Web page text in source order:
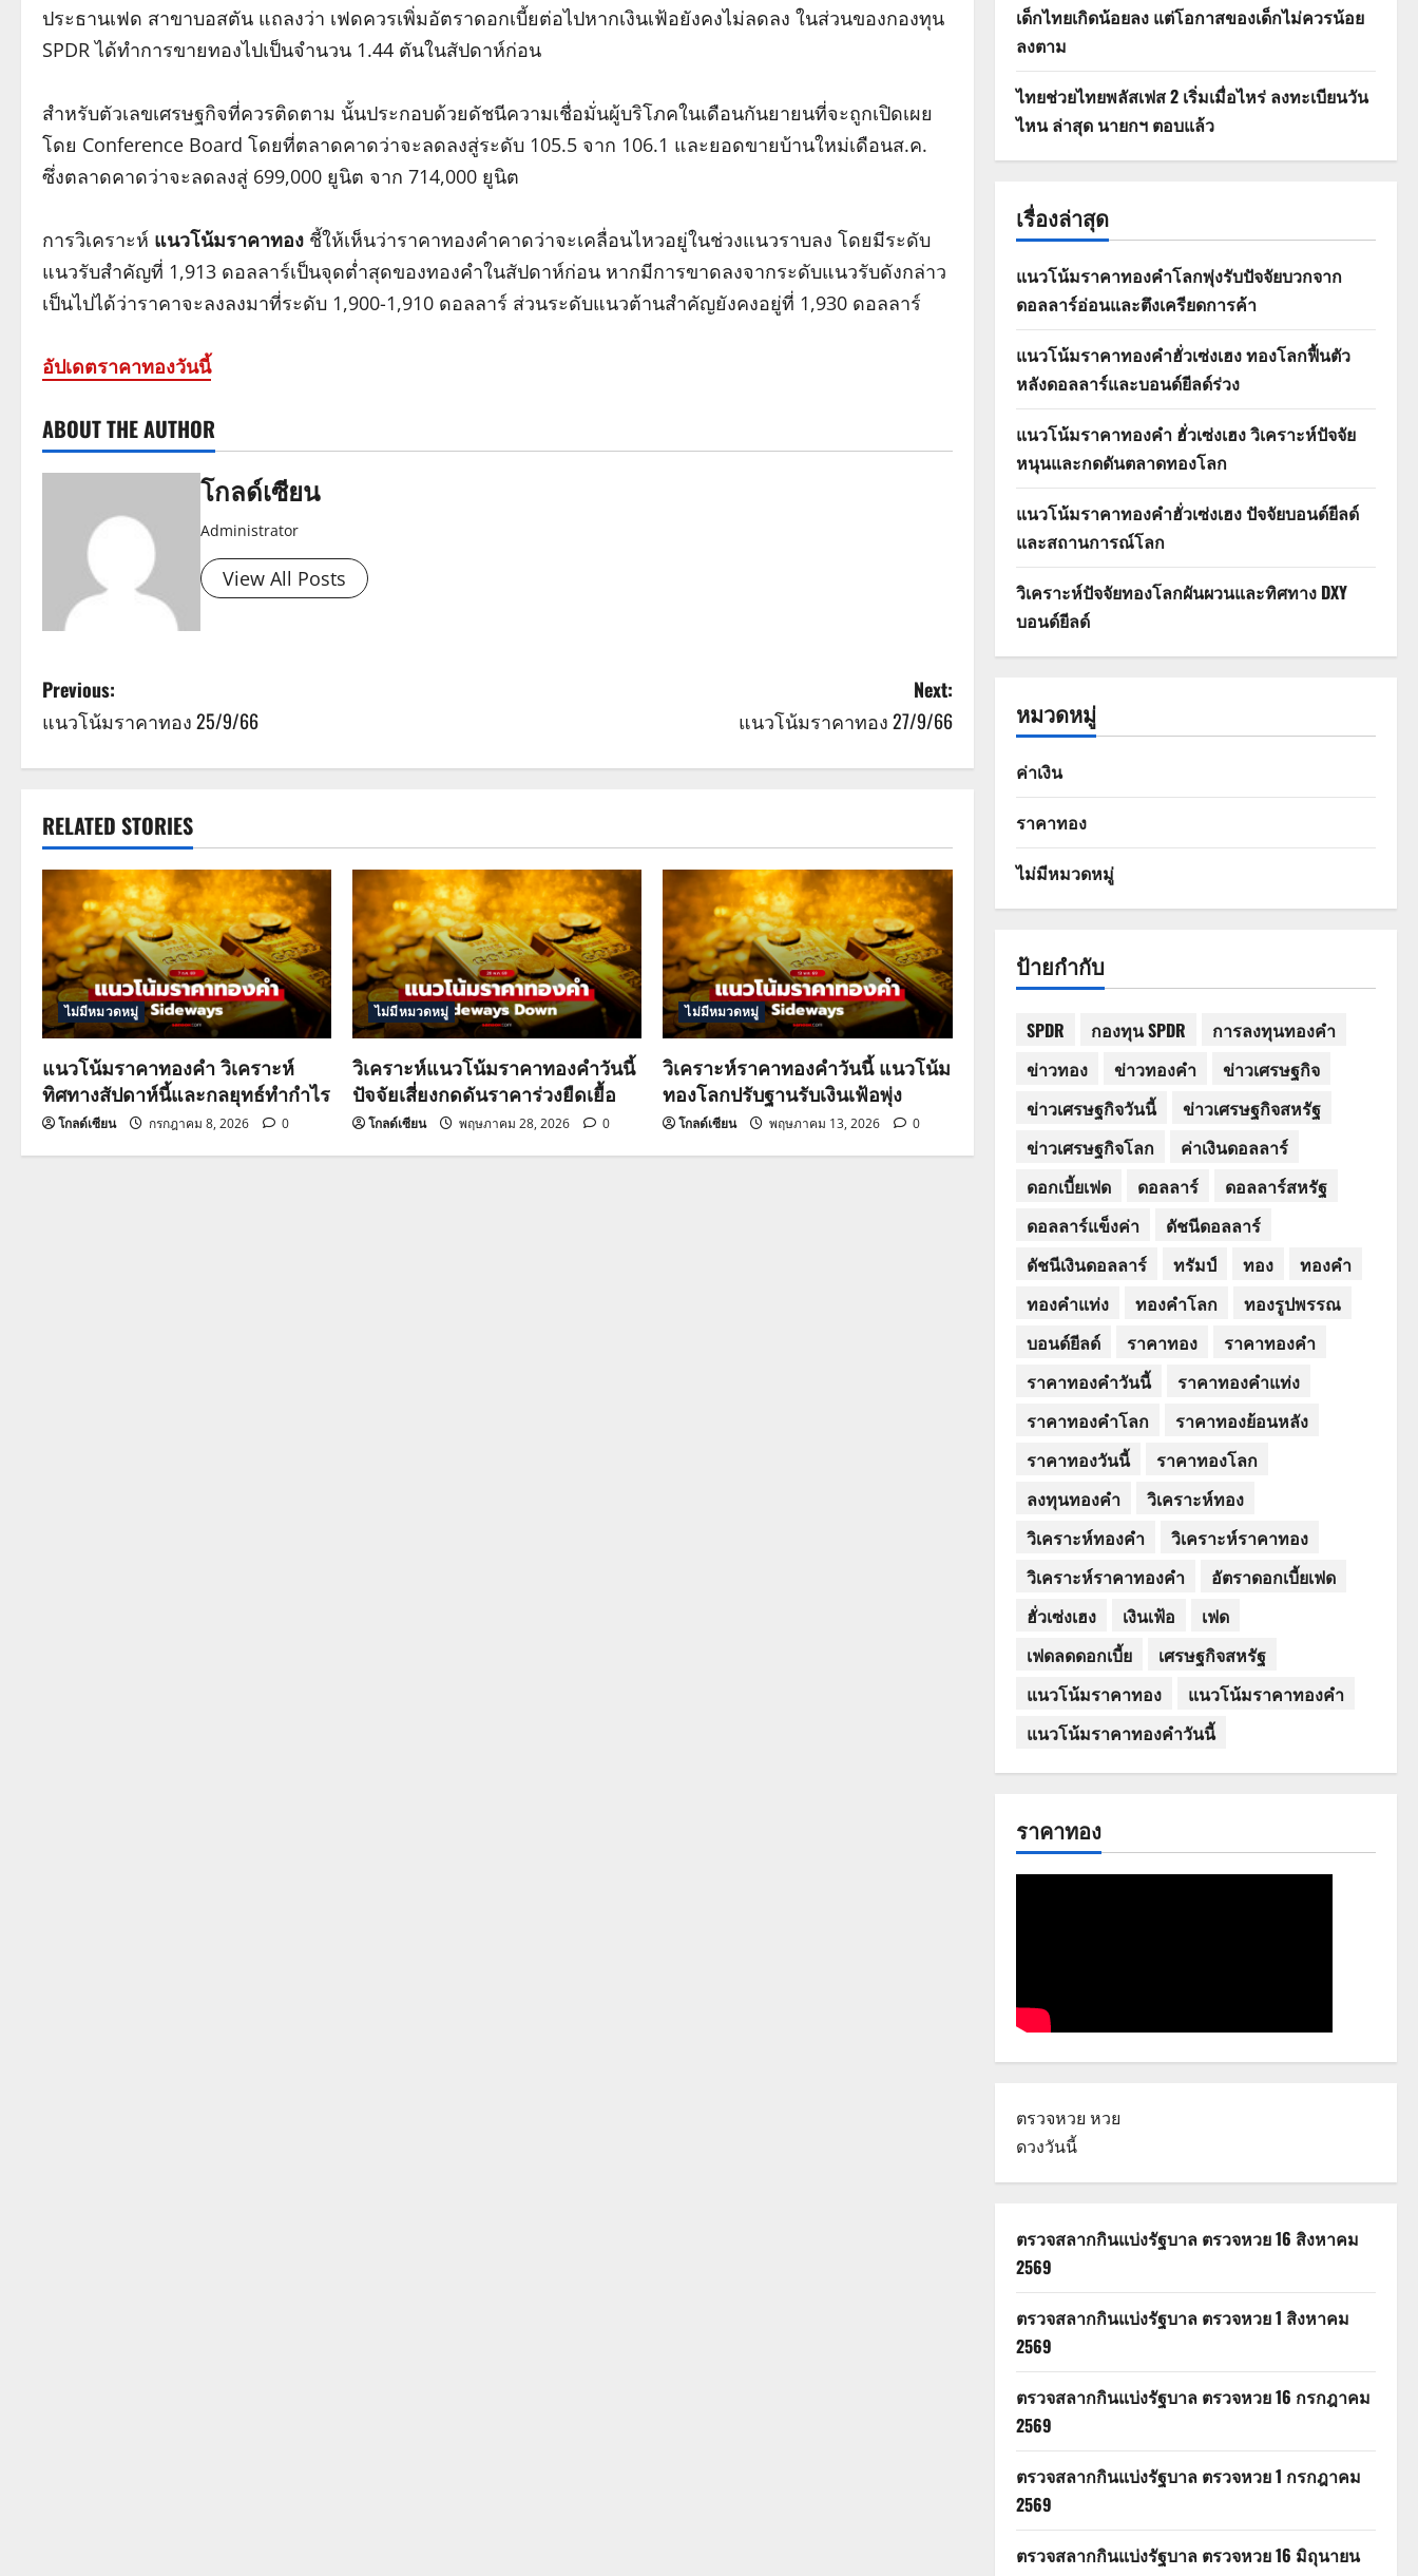
ประธานเฟด สาขาบอสตัน แถลงว่า เฟดควรเพิ่มอัตราดอกเบี้ยต่อไปหากเงินเฟ้อยังคงไม่ลดลง ในส่วนของกองทุน
SPDR ได้ทำการขายทองไปเป็นจำนวน 1.44 ตันในสัปดาห์ก่อน
สำหรับตัวเลขเศรษฐกิจที่ควรติดตาม นั้นประกอบด้วยดัชนีความเชื่อมั่นผู้บริโภคในเดือนกันยายนที่จะถูกเปิดเผย
โดย Conference Board โดยที่ตลาดคาดว่าจะลดลงสู่ระดับ 105.5 จาก 106.1 และยอดขายบ้านใหม่เดือนส.ค.
ซึ่งตลาดคาดว่าจะลดลงสู่ 699,000 ยูนิต จาก 714,000 ยูนิต
การวิเคราะห์ แนวโน้มราคาทอง ชี้ให้เห็นว่าราคาทองคำคาดว่าจะเคลื่อนไหวอยู่ในช่วงแนวราบลง โดยมีระดับ
แนวรับสำคัญที่ 1,913 ดอลลาร์เป็นจุดต่ำสุดของทองคำในสัปดาห์ก่อน หากมีการขาดลงจากระดับแนวรับดังกล่าว
เป็นไปได้ว่าราคาจะลงลงมาที่ระดับ 1,900-1,910 ดอลลาร์ ส่วนระดับแนวต้านสำคัญยังคงอยู่ที่ 1,930 ดอลลาร์
อัปเดตราคาทองวันนี้
ABOUT THE AUTHOR
โกลด์เซียน
Administrator
View All Posts
P
o
s
t
n
a
v
i
g
a
t
Previous:
แนวโน้มราคาทอง 25/9/66
Next:
แนวโน้มราคาทอง 27/9/66
RELATED STORIES
ไม่มีหมวดหมู่
แนวโน้มราคาทองคำ วิเคราะห์
ทิศทางสัปดาห์นี้และกลยุทธ์ทำกำไร
โกลด์เซียน กรกฎาคม 8, 2026 0
ไม่มีหมวดหมู่
วิเคราะห์แนวโน้มราคาทองคำวันนี้
ปัจจัยเสี่ยงกดดันราคาร่วงยืดเยื้อ
โกลด์เซียน พฤษภาคม 28, 2026 0
ไม่มีหมวดหมู่
วิเคราะห์ราคาทองคำวันนี้ แนวโน้ม
ทองโลกปรับฐานรับเงินเฟ้อพุ่ง
โกลด์เซียน พฤษภาคม 13, 2026 0
เด็กไทยเกิดน้อยลง แต่โอกาสของเด็กไม่ควรน้อย
ลงตาม
ไทยช่วยไทยพลัสเฟส 2 เริ่มเมื่อไหร่ ลงทะเบียนวัน
ไหน ล่าสุด นายกฯ ตอบแล้ว
เรื่องล่าสุด
แนวโน้มราคาทองคำโลกพุ่งรับปัจจัยบวกจาก
ดอลลาร์อ่อนและตึงเครียดการค้า
แนวโน้มราคาทองคำฮั่วเซ่งเฮง ทองโลกฟื้นตัว
หลังดอลลาร์และบอนด์ยีลด์ร่วง
แนวโน้มราคาทองคำ ฮั่วเซ่งเฮง วิเคราะห์ปัจจัย
หนุนและกดดันตลาดทองโลก
แนวโน้มราคาทองคำฮั่วเซ่งเฮง ปัจจัยบอนด์ยีลด์
และสถานการณ์โลก
วิเคราะห์ปัจจัยทองโลกผันผวนและทิศทาง DXY
บอนด์ยีลด์
หมวดหมู่
ค่าเงิน
ราคาทอง
ไม่มีหมวดหมู่
ป้ายกำกับ
SPDR กองทุน SPDR
การลงทุนทองคำ
ข่าวทอง
ข่าวทองคำ
ข่าวเศรษฐกิจ
ข่าวเศรษฐกิจวันนี้
ข่าวเศรษฐกิจสหรัฐ
ข่าวเศรษฐกิจโลก
ค่าเงินดอลลาร์
ดอกเบี้ยเฟด
ดอลลาร์
ดอลลาร์สหรัฐ
ดอลลาร์แข็งค่า
ดัชนีดอลลาร์
ดัชนีเงินดอลลาร์
ทรัมป์ ทอง
ทองคำ
ทองคำแท่ง
ทองคำโลก
ทองรูปพรรณ
บอนด์ยีลด์
ราคาทอง
ราคาทองคำ
ราคาทองคำวันนี้
ราคาทองคำแท่ง
ราคาทองคำโลก
ราคาทองย้อนหลัง
ราคาทองวันนี้
ราคาทองโลก
ลงทุนทองคำ
วิเคราะห์ทอง
วิเคราะห์ทองคำ
วิเคราะห์ราคาทอง
วิเคราะห์ราคาทองคำ
อัตราดอกเบี้ยเฟด
ฮั่วเซ่งเฮง
เงินเฟ้อ
เฟด
เฟดลดดอกเบี้ย
เศรษฐกิจสหรัฐ
แนวโน้มราคาทอง
แนวโน้มราคาทองคำ
แนวโน้มราคาทองคำวันนี้
ราคาทอง
ตรวจหวย หวย
ดวงวันนี้
ตรวจสลากกินแบ่งรัฐบาล ตรวจหวย 16 สิงหาคม
2569
ตรวจสลากกินแบ่งรัฐบาล ตรวจหวย 1 สิงหาคม
2569
ตรวจสลากกินแบ่งรัฐบาล ตรวจหวย 16 กรกฎาคม
2569
ตรวจสลากกินแบ่งรัฐบาล ตรวจหวย 1 กรกฎาคม
2569
ตรวจสลากกินแบ่งรัฐบาล ตรวจหวย 16 มิถุนายน